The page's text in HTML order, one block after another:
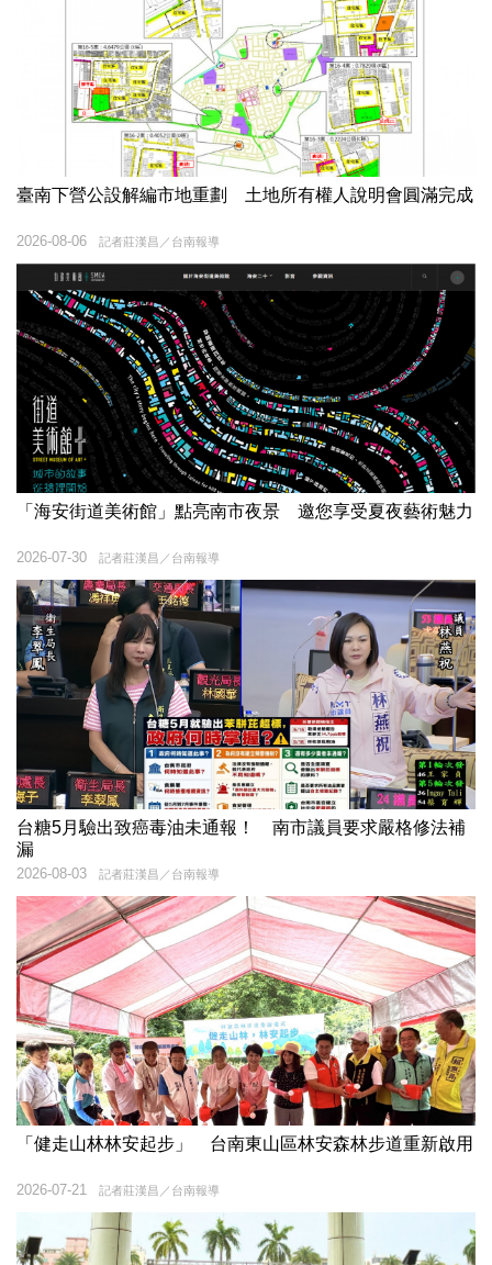
臺南下營公設解編市地重劃 土地所有權人說明會圓滿完成
記者莊漢昌／台南報導
2026-08-06
「海安街道美術館」點亮南市夜景 邀您享受夏夜藝術魅力
記者莊漢昌／台南報導
2026-07-30
台糖5月驗出致癌毒油未通報！ 南市議員要求嚴格修法補
漏
記者莊漢昌／台南報導
2026-08-03
「健走山林林安起步」 台南東山區林安森林步道重新啟用
記者莊漢昌／台南報導
2026-07-21